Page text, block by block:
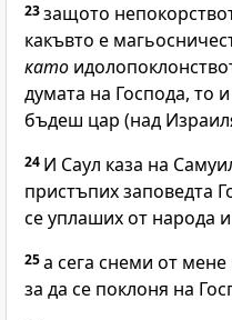
23защото
какъвто е
като
думата на Господа, то
бъдеш цар (над
24 И Саул каза на
пристъпих заповедта
се уплаших от народа
25а сега снеми от
за да се поклоня на